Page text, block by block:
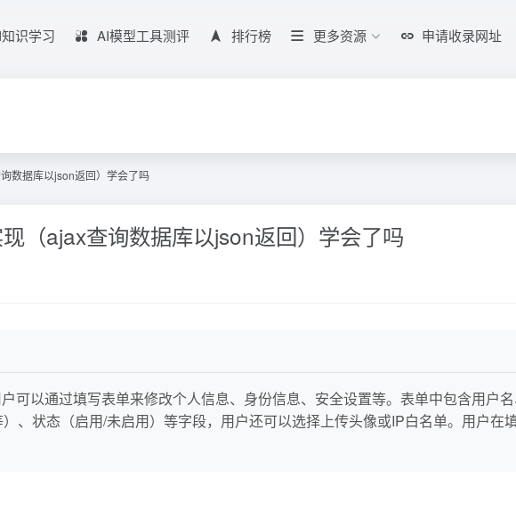
识学习 AI模型工具测评 排行榜 更多资源 申请收录网址
数据库以json返回）学会了吗
（ajax查询数据库以json返回）学会了吗
可以通过填写表单来修改个人信息、身份信息、安全设置等。表单中包含用户
）、状态（启用/未启用）等字段，用户还可以选择上传头像或IP白名单。用户在